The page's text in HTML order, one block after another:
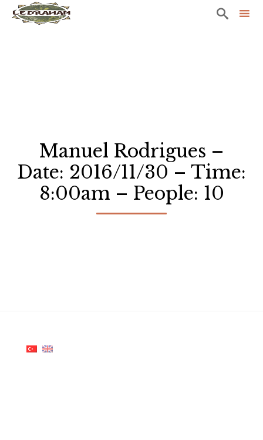

Manuel Rodrigues –
Date: 2016/11/30 – Time:
8:00am – People: 10